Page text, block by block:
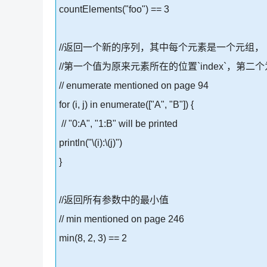
countElements("foo") == 3
//返回一个新的序列，其中每个元素是一个元组，
//第一个值为原来元素所在的位置`index`，第二
// enumerate mentioned on page 94
for (i, j) in enumerate(["A", "B"]) {
// "0:A", "1:B" will be printed
println("\(i):\(j)")
}
//返回所有参数中的最小值
// min mentioned on page 246
min(8, 2, 3) == 2